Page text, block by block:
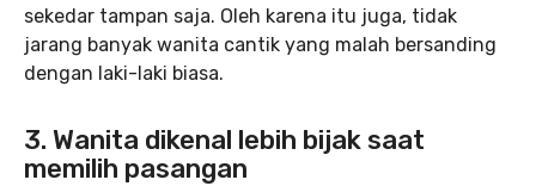
sekedar tampan saja. Oleh karena itu juga, tidak
jarang banyak wanita cantik yang malah bersanding
dengan laki-laki biasa.
3. Wanita dikenal lebih bijak saat
memilih pasangan